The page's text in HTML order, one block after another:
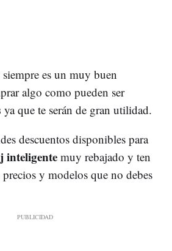
es un muy buen
algo como pueden ser
ya que te serán de gran utilidad.
descuentos disponibles para
inteligente muy rebajado y ten
y modelos que no debes